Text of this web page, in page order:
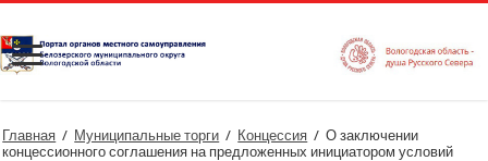
Главная / Муниципальные торги / Концессия / О заключении
концессионного соглашения на предложенных инициатором условий